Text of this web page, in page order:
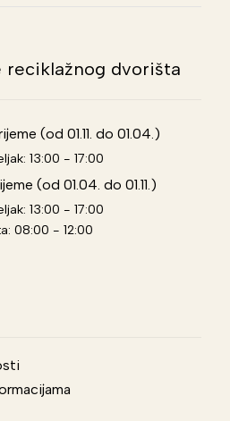
reciklažnog dvorišta
(od 01.11. do 01.04.)
13:00 - 17:00
(od 01.04. do 01.11.)
13:00 - 17:00
08:00 - 12:00